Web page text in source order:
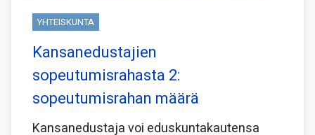
YHTEISKUNTA
Kansanedustajien
sopeutumisrahasta 2:
sopeutumisrahan määrä
Kansanedustaja voi eduskuntakautensa